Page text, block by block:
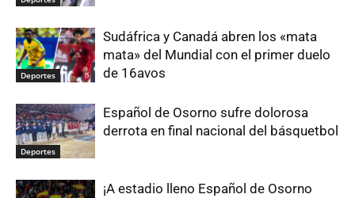
Deportes
Sudáfrica y Canadá abren los «mata
mata» del Mundial con el primer duelo
de 16avos
Deportes
Español de Osorno sufre dolorosa
derrota en final nacional del básquetbol
¡A estadio lleno Español de Osorno